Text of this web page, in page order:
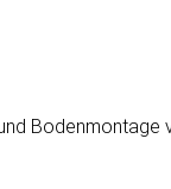
Bodenmontage